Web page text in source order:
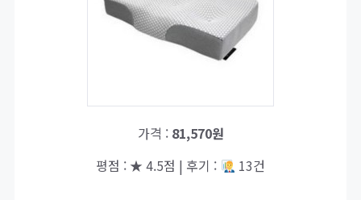
가격 : 81,570원
평점 : ★ 4.5점 | 후기 :
13건